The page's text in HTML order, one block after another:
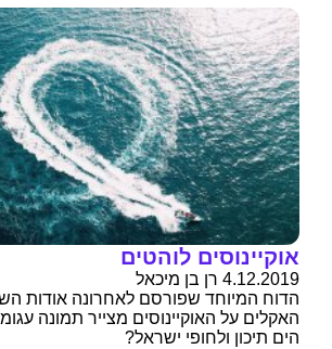
אוקיינוסים לוהטים
4.12.2019 רן בן מיכאל
הדוח המיוחד שפורסם לאחרונה אודות
האקלים על האוקיינוסים מצייר תמונה
הים תיכון ולחופי ישראל?